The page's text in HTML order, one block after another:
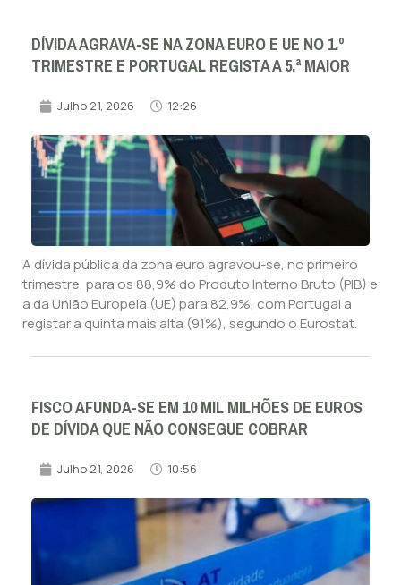
DÍVIDA AGRAVA-SE NA ZONA EURO E UE NO 1.º
TRIMESTRE E PORTUGAL REGISTA A 5.ª MAIOR
Julho 21, 2026 12:26
A dívida pública da zona euro agravou-se, no primeiro
trimestre, para os 88,9% do Produto Interno Bruto (PIB) e
a da União Europeia (UE) para 82,9%, com Portugal a
registar a quinta mais alta (91%), segundo o Eurostat.
FISCO AFUNDA-SE EM 10 MIL MILHÕES DE EUROS
DE DÍVIDA QUE NÃO CONSEGUE COBRAR
Julho 21, 2026 10:56